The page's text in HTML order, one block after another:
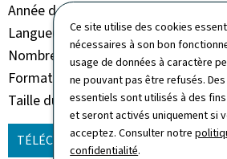
Ce site utilise des cookies
nécessaires à son bon
usage de données à caractère
ne pouvant pas être refusés.
essentiels sont utilisés à des
et seront activés uniquement si
acceptez. Consulter notre
confidentialité.
Année de parution
Langue(s)
Français
Nombre de pages
75 page(s)
Format du document Pdf
Taille du fichier 736 Ko
TÉLÉCHARGER(FR, PDF - 736 KO)